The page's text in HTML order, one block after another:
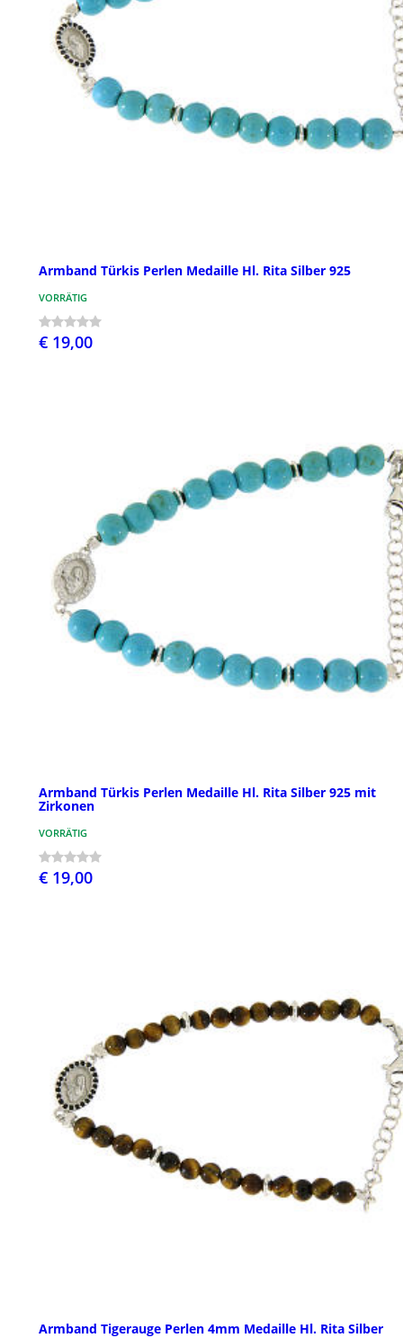
Armband Türkis Perlen Medaille Hl. Rita Silber 925
VORRÄTIG
€ 19,00
Armband Türkis Perlen Medaille Hl. Rita Silber 925 mit
Zirkonen
VORRÄTIG
€ 19,00
Armband Tigerauge Perlen 4mm Medaille Hl. Rita Silber